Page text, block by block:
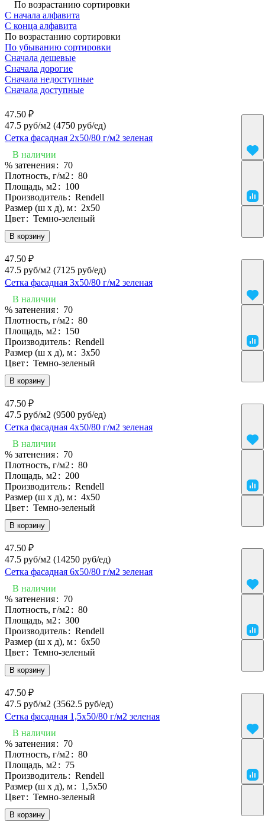
По возрастанию сортировки
С начала алфавита
С конца алфавита
По возрастанию сортировки
По убыванию сортировки
Сначала дешевые
Сначала дорогие
Сначала недоступные
Сначала доступные
47.50 ₽
47.5 руб/м2 (4750 руб/eд)
Сетка фасадная 2х50/80 г/м2 зеленая
В наличии
В корзину
% затенения: 70
Плотность, г/м2: 80
Площадь, м2: 100
Производитель: Rendell
Размер (ш х д), м: 2х50
Цвет: Темно-зеленый
47.50 ₽
47.5 руб/м2 (7125 руб/eд)
Сетка фасадная 3х50/80 г/м2 зеленая
В наличии
В корзину
% затенения: 70
Плотность, г/м2: 80
Площадь, м2: 150
Производитель: Rendell
Размер (ш х д), м: 3х50
Цвет: Темно-зеленый
47.50 ₽
47.5 руб/м2 (9500 руб/eд)
Сетка фасадная 4х50/80 г/м2 зеленая
В наличии
В корзину
% затенения: 70
Плотность, г/м2: 80
Площадь, м2: 200
Производитель: Rendell
Размер (ш х д), м: 4х50
Цвет: Темно-зеленый
47.50 ₽
47.5 руб/м2 (14250 руб/eд)
Сетка фасадная 6х50/80 г/м2 зеленая
В наличии
В корзину
% затенения: 70
Плотность, г/м2: 80
Площадь, м2: 300
Производитель: Rendell
Размер (ш х д), м: 6х50
Цвет: Темно-зеленый
47.50 ₽
47.5 руб/м2 (3562.5 руб/eд)
Сетка фасадная 1,5х50/80 г/м2 зеленая
В наличии
В корзину
% затенения: 70
Плотность, г/м2: 80
Площадь, м2: 75
Производитель: Rendell
Размер (ш х д), м: 1,5х50
Цвет: Темно-зеленый